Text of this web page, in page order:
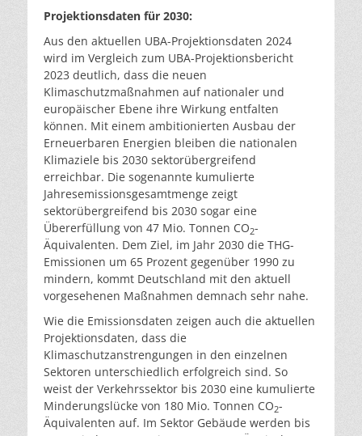
Projektionsdaten für 2030:
Aus den aktuellen UBA-Projektionsdaten 2024
wird im Vergleich zum UBA-Projektionsbericht
2023 deutlich, dass die neuen
Klimaschutzmaßnahmen auf nationaler und
europäischer Ebene ihre Wirkung entfalten
können. Mit einem ambitionierten Ausbau der
Erneuerbaren Energien bleiben die nationalen
Klimaziele bis 2030 sektorübergreifend
erreichbar. Die sogenannte kumulierte
Jahresemissionsgesamtmenge zeigt
sektorübergreifend bis 2030 sogar eine
Übererfüllung von 47 Mio. Tonnen CO2-
Äquivalenten. Dem Ziel, im Jahr 2030 die THG-
Emissionen um 65 Prozent gegenüber 1990 zu
mindern, kommt Deutschland mit den aktuell
vorgesehenen Maßnahmen demnach sehr nahe.
Wie die Emissionsdaten zeigen auch die aktuellen
Projektionsdaten, dass die
Klimaschutzanstrengungen in den einzelnen
Sektoren unterschiedlich erfolgreich sind. So
weist der Verkehrssektor bis 2030 eine kumulierte
Minderungslücke von 180 Mio. Tonnen CO2-
Äquivalenten auf. Im Sektor Gebäude werden bis